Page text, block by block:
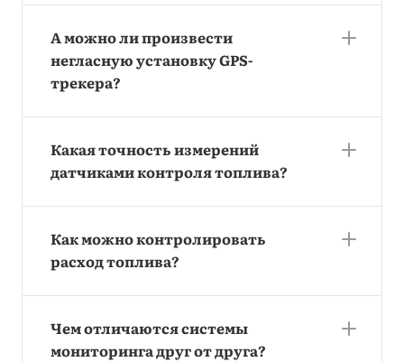
А можно ли произвести
негласную установку GPS-
трекера?
Какая точность измерений
датчиками контроля топлива?
Как можно контролировать
расход топлива?
Чем отличаются системы
мониторинга друг от друга?